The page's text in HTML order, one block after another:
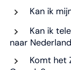
Kan ik
Kan ik
naar
Komt het